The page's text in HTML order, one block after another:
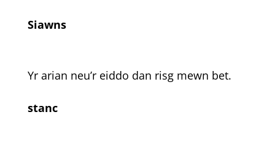
Siawns
Yr arian neu’r eiddo dan risg mewn bet.
stanc